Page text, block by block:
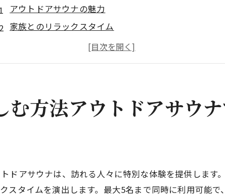
アウトドアサウナの魅力
家族とのリラックスタイム
友人と過ごす特別なひととき
サウナで心も体もリフレッシュ
アウトドアサウナの利用方法
坂市のペンションで涼しい高原の魅力を満喫する
四季折々の風景の魅力
高地ならではのアクティビティ
む方法アウトドアサウ
ドアサウナは、訪れる人々に特別な体験を提供します
スタイムを演出します。最大5名まで同時に利用可能